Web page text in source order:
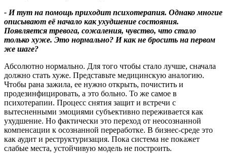
- И тут на помощь приходит психотерапия. Однако многие
описывают её начало как ухудшение состояния.
Появляется тревога, сожаления, чувство, что стало
только хуже. Это нормально? И как не бросить на первом
же шаге?
Абсолютно нормально. Для того чтобы стало лучше, сначала
должно стать хуже. Представьте медицинскую аналогию.
Чтобы рана зажила, ее нужно открыть, почистить и
продезинфицировать, а это больно. То же самое в
психотерапии. Процесс снятия защит и встречи с
вытесненными эмоциями субъективно переживается как
ухудшение. Но фактически это переход от неосознанной
компенсации к осознанной переработке. В бизнес‑среде это
как аудит и реструктуризация. Пока система не покажет
слабые места, устойчивую модель не построить.